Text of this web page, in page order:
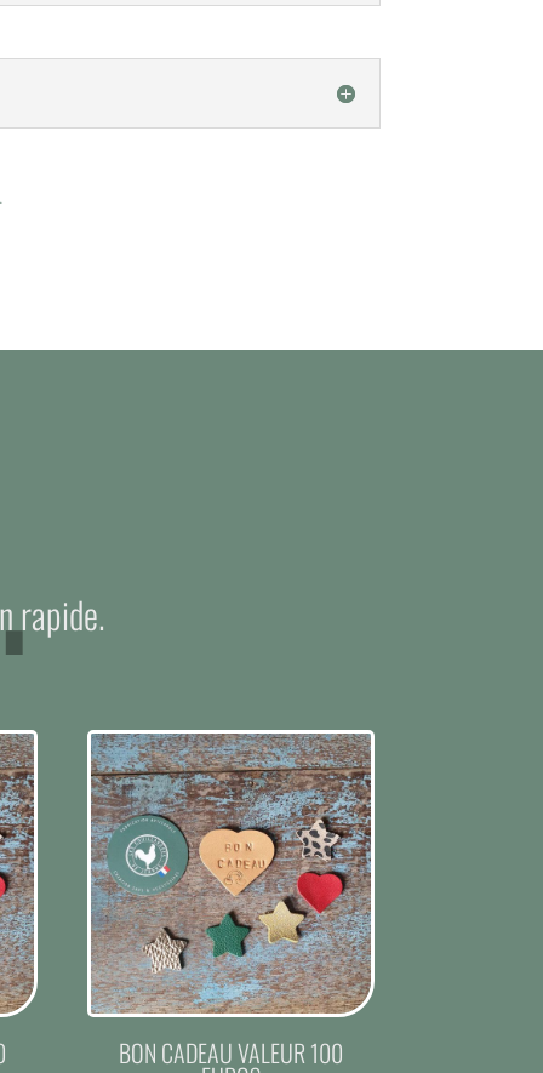
rapide.
BON CADEAU VALEUR 100